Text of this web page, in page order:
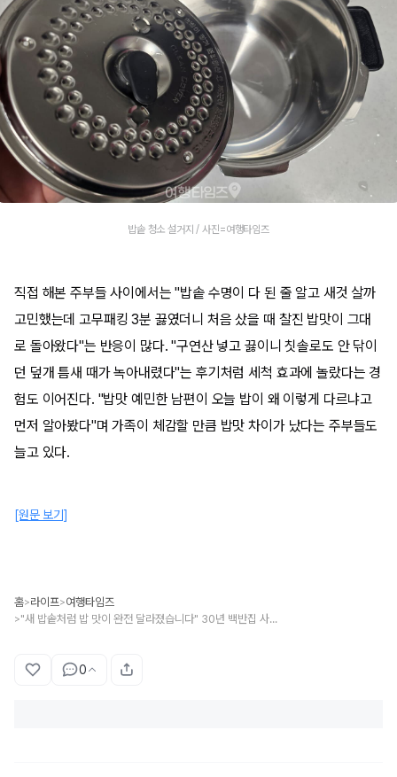
밥솥 청소 설거지 / 사진=여행타임즈
직접 해본 주부들 사이에서는 "밥솥 수명이 다 된 줄 알고 새것 살까
고민했는데 고무패킹 3분 끓였더니 처음 샀을 때 찰진 밥맛이 그대
로 돌아왔다"는 반응이 많다. "구연산 넣고 끓이니 칫솔로도 안 닦이
던 덮개 틈새 때가 녹아내렸다"는 후기처럼 세척 효과에 놀랐다는 경
험도 이어진다. "밥맛 예민한 남편이 오늘 밥이 왜 이렇게 다르냐고
먼저 알아봤다"며 가족이 체감할 만큼 밥맛 차이가 났다는 주부들도
늘고 있다.
[원문 보기]
홈>라이프>여행타임즈
> "새 밥솥처럼 밥 맛이 완전 달라졌습니다" 30년 백반집 사장님이 알려준 밥솥 청소 방법
0